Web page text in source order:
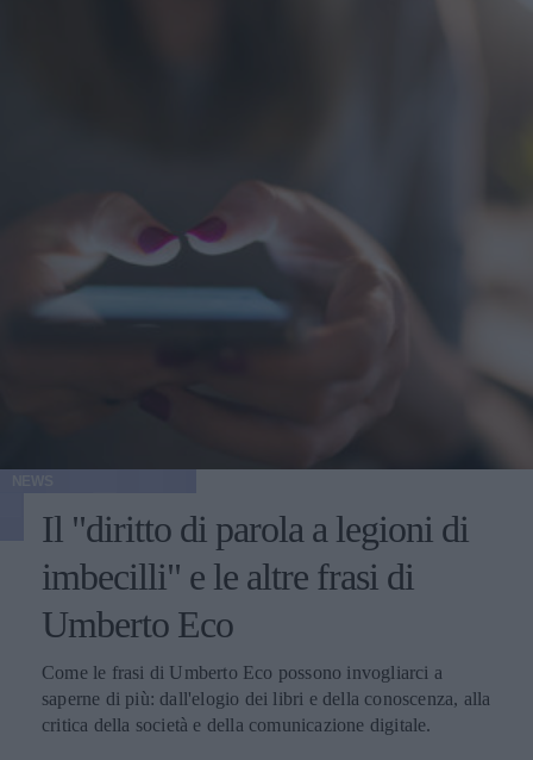
Il "diritto di parola a legioni di
imbecilli" e le altre frasi di
Umberto Eco
Come le frasi di Umberto Eco possono invogliarci a
saperne di più: dall'elogio dei libri e della conoscenza, alla
critica della società e della comunicazione digitale.